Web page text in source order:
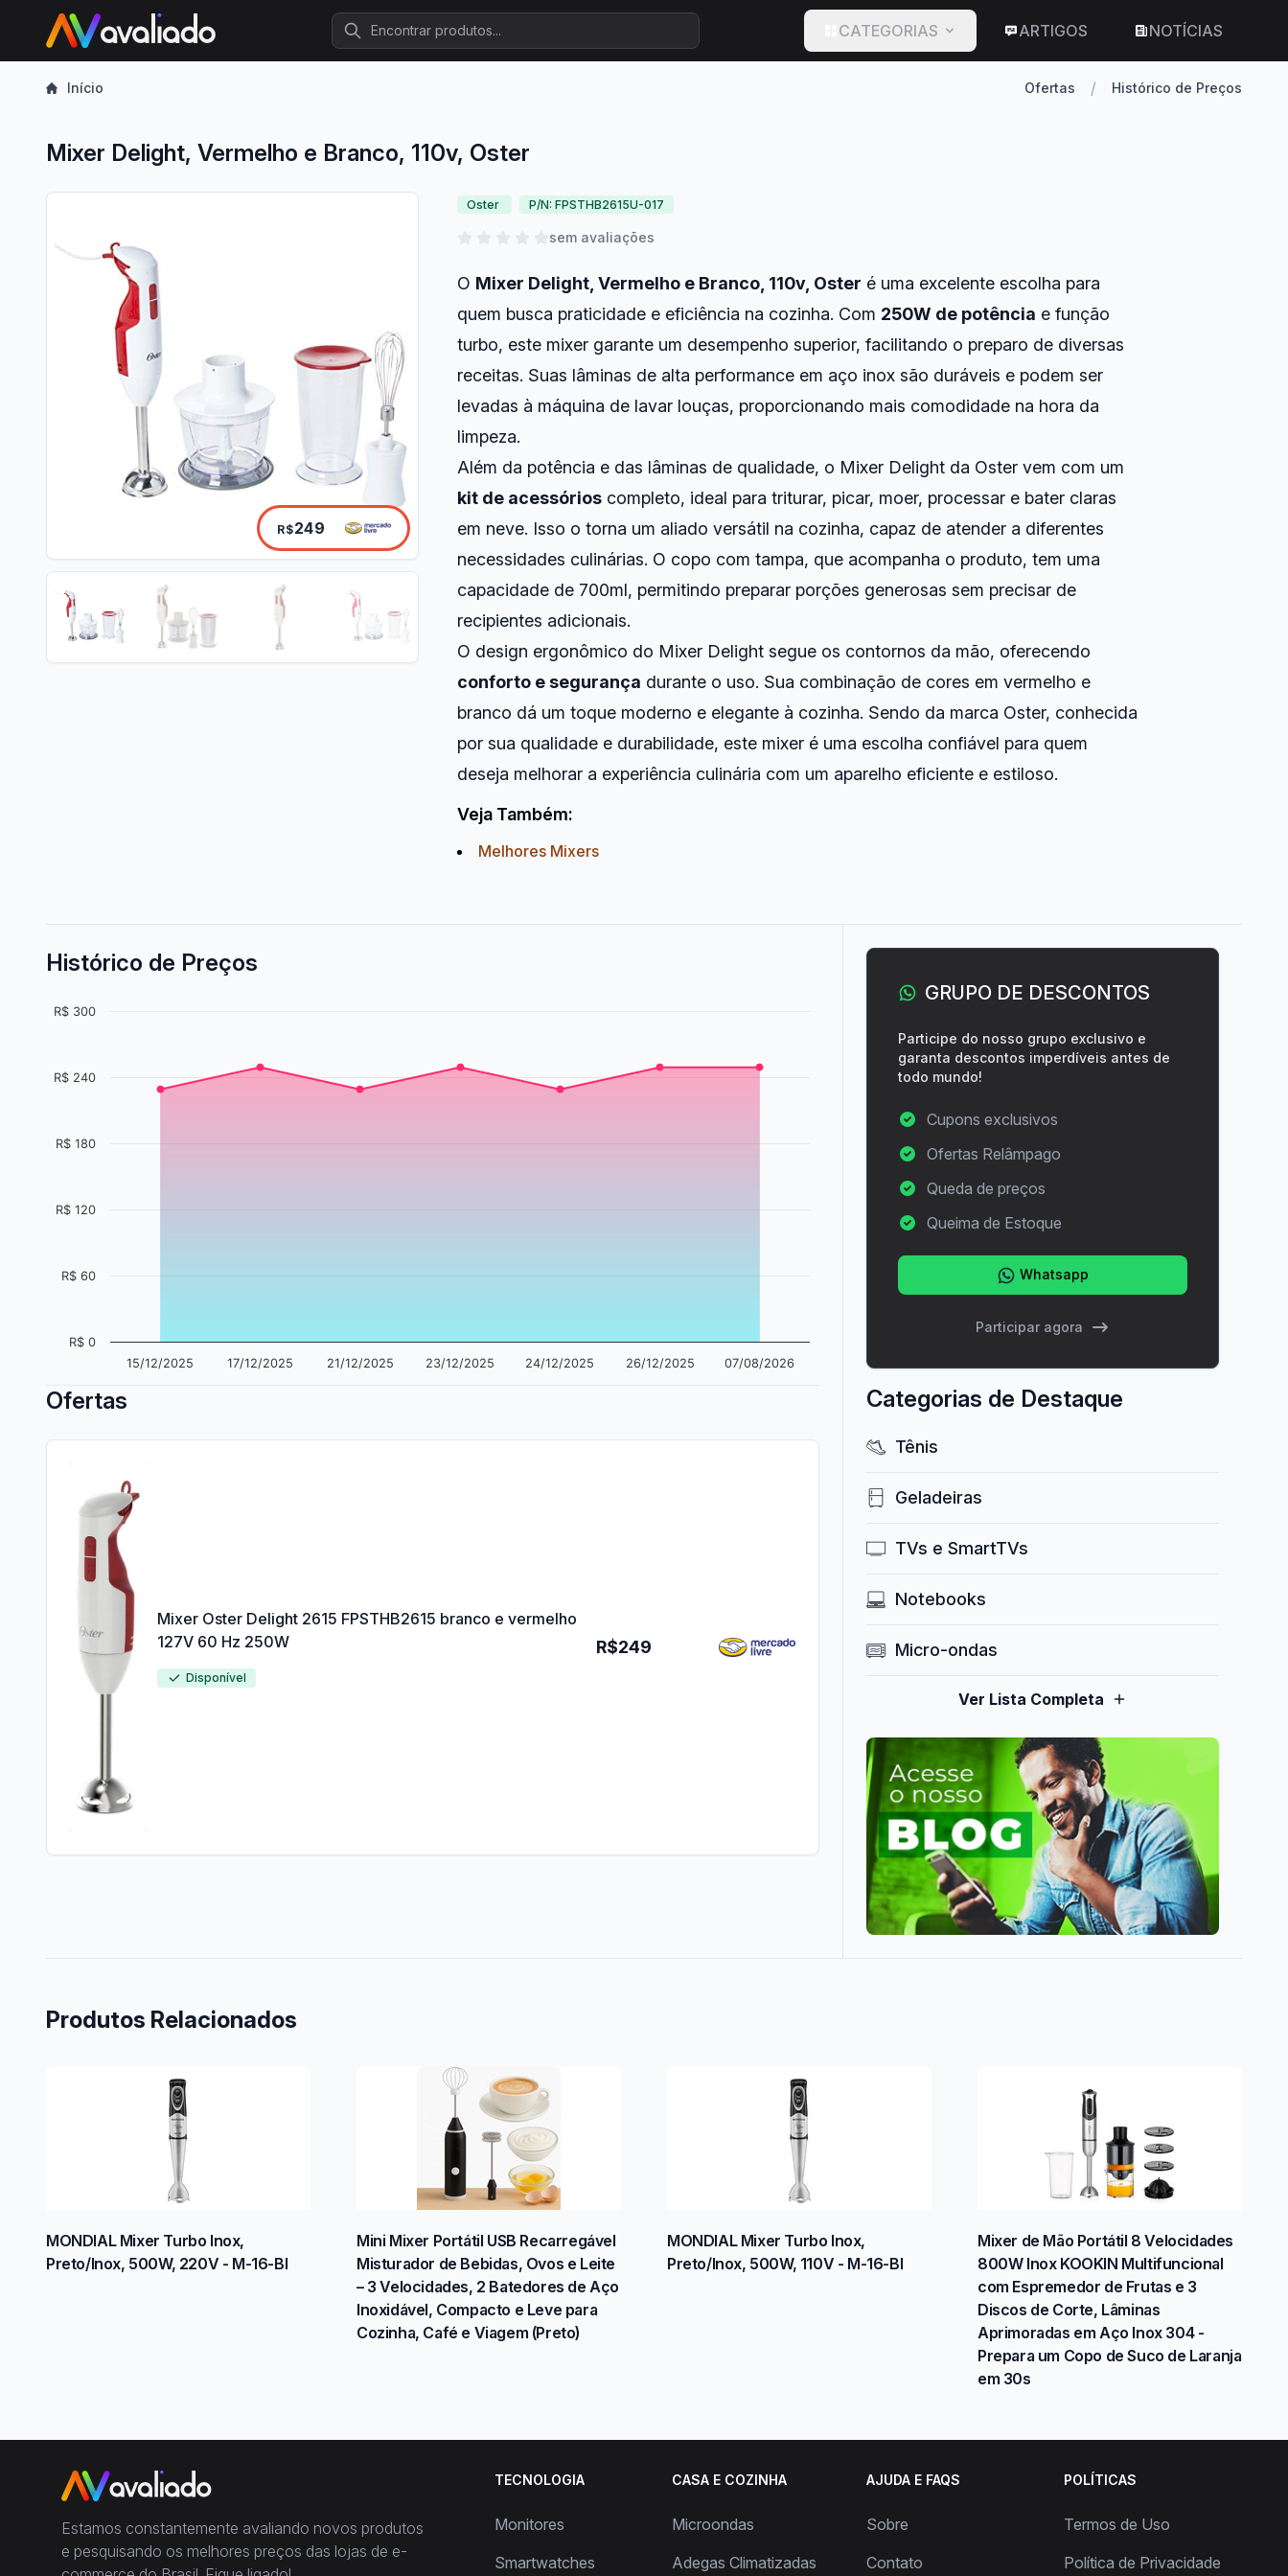
Procurar
CATEGORIAS ARTIGOS NOTÍCIAS
Início Ofertas / Histórico de Preços
Mixer Delight, Vermelho e Branco, 110v, Oster
R$249
Oster P/N: FPSTHB2615U-017
sem avaliações
O Mixer Delight, Vermelho e Branco, 110v, Oster é uma excelente escolha para
quem busca praticidade e eficiência na cozinha. Com 250W de potência e função
turbo, este mixer garante um desempenho superior, facilitando o preparo de diversas
receitas. Suas lâminas de alta performance em aço inox são duráveis e podem ser
levadas à máquina de lavar louças, proporcionando mais comodidade na hora da
limpeza.
Além da potência e das lâminas de qualidade, o Mixer Delight da Oster vem com um
kit de acessórios completo, ideal para triturar, picar, moer, processar e bater claras
em neve. Isso o torna um aliado versátil na cozinha, capaz de atender a diferentes
necessidades culinárias. O copo com tampa, que acompanha o produto, tem uma
capacidade de 700ml, permitindo preparar porções generosas sem precisar de
recipientes adicionais.
O design ergonômico do Mixer Delight segue os contornos da mão, oferecendo
conforto e segurança durante o uso. Sua combinação de cores em vermelho e
branco dá um toque moderno e elegante à cozinha. Sendo da marca Oster, conhecida
por sua qualidade e durabilidade, este mixer é uma escolha confiável para quem
deseja melhorar a experiência culinária com um aparelho eficiente e estiloso.
Veja Também:
Melhores Mixers
Histórico de Preços
15/12/2025 17/12/2025 21/12/2025 23/12/2025 24/12/2025 26/12/2025 07/08/2026
R$ 0
R$ 60
R$ 120
R$ 180
R$ 240
R$ 300
Ofertas
R$249
Mixer Oster Delight 2615 FPSTHB2615 branco e vermelho
127V 60 Hz 250W
Disponível
GRUPO DE DESCONTOS
Participe do nosso grupo exclusivo e
garanta descontos imperdíveis antes de
todo mundo!
Cupons exclusivos
Ofertas Relâmpago
Queda de preços
Queima de Estoque
Whatsapp
Participar agora
Categorias de Destaque
Tênis
Geladeiras
TVs e SmartTVs
Notebooks
Micro-ondas
Ver Lista Completa
Produtos Relacionados
MONDIAL Mixer Turbo Inox,
Preto/Inox, 500W, 220V - M-16-BI
Mini Mixer Portátil USB Recarregável
Misturador de Bebidas, Ovos e Leite
– 3 Velocidades, 2 Batedores de Aço
Inoxidável, Compacto e Leve para
Cozinha, Café e Viagem (Preto)
MONDIAL Mixer Turbo Inox,
Preto/Inox, 500W, 110V - M-16-BI
Mixer de Mão Portátil 8 Velocidades
800W Inox KOOKIN Multifuncional
com Espremedor de Frutas e 3
Discos de Corte, Lâminas
Aprimoradas em Aço Inox 304 -
Prepara um Copo de Suco de Laranja
em 30s
Estamos constantemente avaliando novos produtos
e pesquisando os melhores preços das lojas de e-
TECNOLOGIA
Monitores
Smartwatches
CASA E COZINHA
Microondas
Adegas Climatizadas
AJUDA E FAQS
Sobre
Contato
POLÍTICAS
Termos de Uso
Política de Privacidade